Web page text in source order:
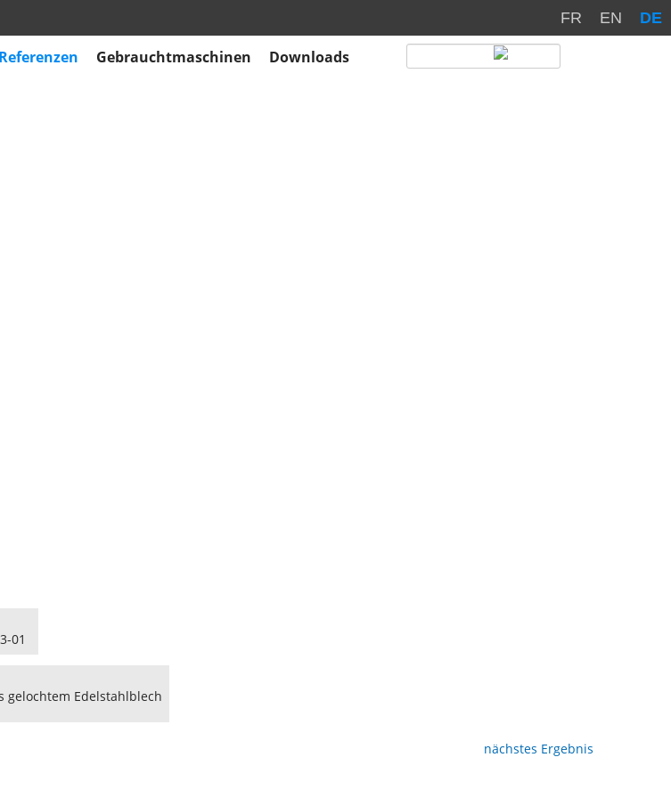
FR EN DE
Referenzen Gebrauchtmaschinen Downloads
01
gelochtem Edelstahlblech
nächstes Ergebnis